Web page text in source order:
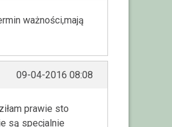
ważności,mają
09-04-2016 08:08
prawie sto
są specjalnie